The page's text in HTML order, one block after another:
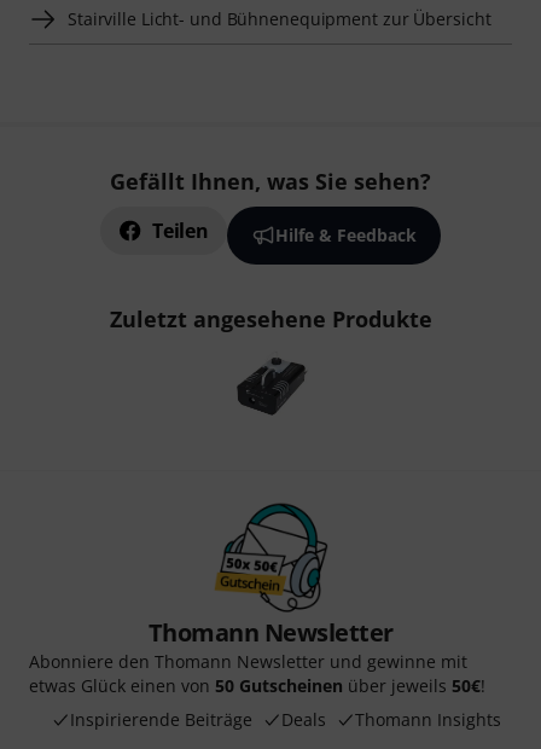
Stairville Licht- und Bühnenequipment zur Übersicht
Gefällt Ihnen, was Sie sehen?
Teilen Hilfe & Feedback
Zuletzt angesehene Produkte
Thomann Newsletter
Abonniere den Thomann Newsletter und gewinne mit
etwas Glück einen von 50 Gutscheinen über jeweils 50€!
Inspirierende Beiträge
Deals Thomann Insights